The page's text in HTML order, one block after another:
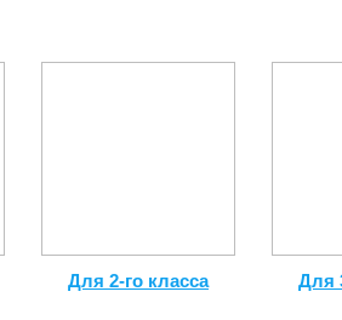
Для 2-го класса Для